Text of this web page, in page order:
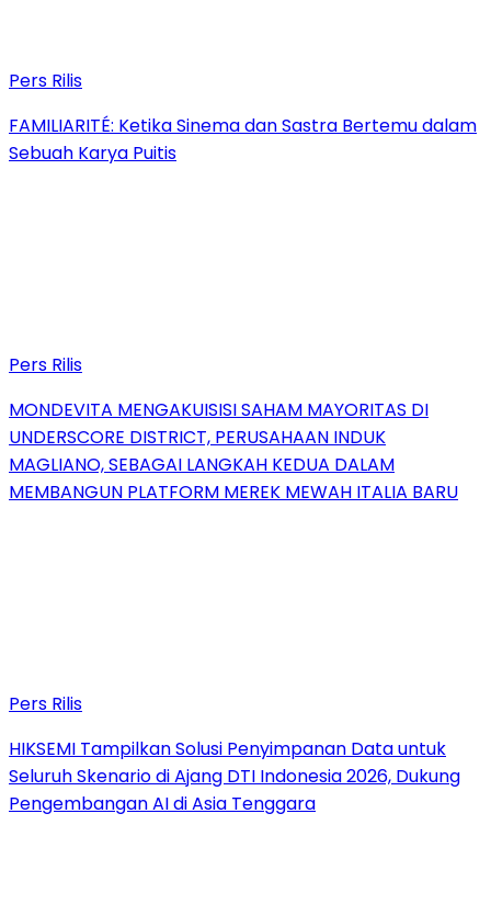
Pers Rilis
FAMILIARITÉ: Ketika Sinema dan Sastra Bertemu dalam
Sebuah Karya Puitis
Pers Rilis
MONDEVITA MENGAKUISISI SAHAM MAYORITAS DI
UNDERSCORE DISTRICT, PERUSAHAAN INDUK
MAGLIANO, SEBAGAI LANGKAH KEDUA DALAM
MEMBANGUN PLATFORM MEREK MEWAH ITALIA BARU
Pers Rilis
HIKSEMI Tampilkan Solusi Penyimpanan Data untuk
Seluruh Skenario di Ajang DTI Indonesia 2026, Dukung
Pengembangan AI di Asia Tenggara